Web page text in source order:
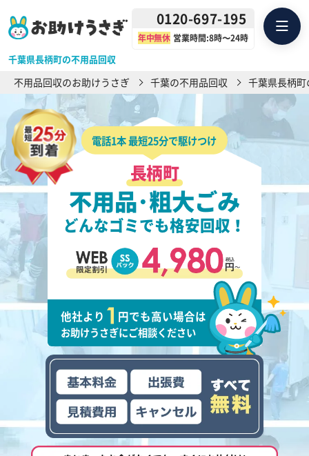
千葉県長柄町の不用品回収
0120-697-195
年中無休 営業時間:8時〜24時
不用品回収のお助けうさぎ 千葉の不用品回収 千葉県長柄
電話1本 最短25分で駆けつけ
長柄町
不用品･粗大ごみ
どんなゴミでも格安回収！
他社より 円でも高い場合は
お助けうさぎにご相談ください